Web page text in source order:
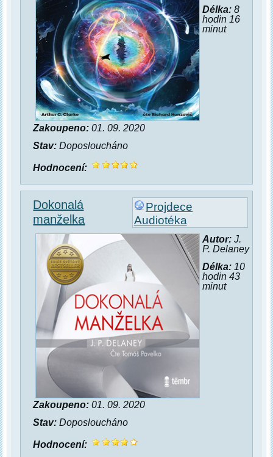
Délka:8
hodin 16
minut
Zakoupeno: 01. 09. 2020
Stav: Doposloucháno
Hodnocení:
Projdece
Audiotéka
Dokonalá
manželka
Autor:J.
P. Delaney
Délka:10
hodin 43
minut
Zakoupeno: 01. 09. 2020
Stav: Doposloucháno
Hodnocení: